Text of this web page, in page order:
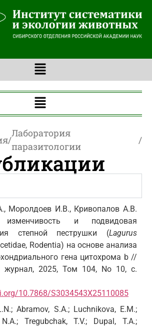
/
Лаборатория
паразитологии
/
Моролдоев И.В., Кривопалов А.В.
изменчивость и подвидовая
степной пеструшки (Lagurus
Rodentia) на основе анализа
гена цитохрома b //
журнал, 2025, Том 104, No 10, с.
10.7868/S3034543X25110085
Abramov, S.A.; Luchnikova, E.M.;
Tregubchak, T.V.; Dupal, T.A.;